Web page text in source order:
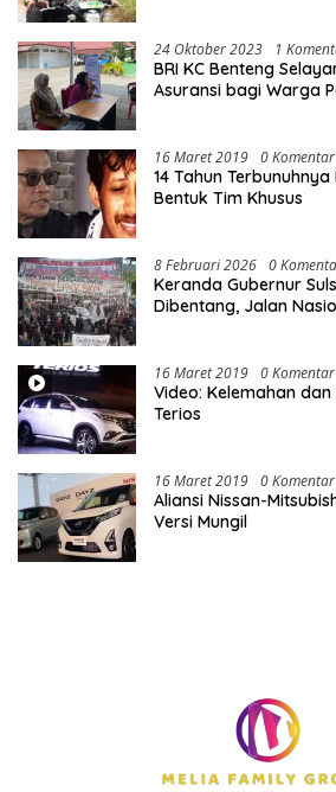
24 Oktober 2023 1
BRI KC Benteng
Asuransi bagi Warga
16 Maret 2019 0 Komentar
14 Tahun
Bentuk Tim Khusus
8 Februari 2026 0
Keranda Gubernur
Dibentang, Jalan
16 Maret 2019 0 Komentar
Video: Kelemahan dan
Terios
16 Maret 2019 0 Komentar
Aliansi Nissan-
Versi Mungil